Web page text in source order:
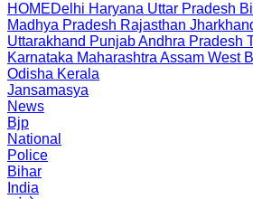
HOMEDelhi Haryana Uttar Pradesh
Madhya Pradesh Rajasthan
Uttarakhand PunjabAndhra Pradesh
Karnataka Maharashtra Assam West
Odisha Kerala
Jansamasya
News
Bjp
National
Police
Bihar
India